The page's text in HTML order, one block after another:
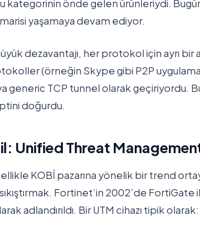
kategorinin önde gelen ürünleriydi.
yaşamaya devam ediyor.
dezavantajı, her protokol için ayrı
(örneğin Skype gibi P2P
generic TCP tunnel olarak geçiriyordu.
doğurdu.
Unified Threat
KOBİ pazarına yönelik bir trend
Fortinet’in 2002’de FortiGate
adlandırıldı. Bir UTM cihazı tipik olarak: